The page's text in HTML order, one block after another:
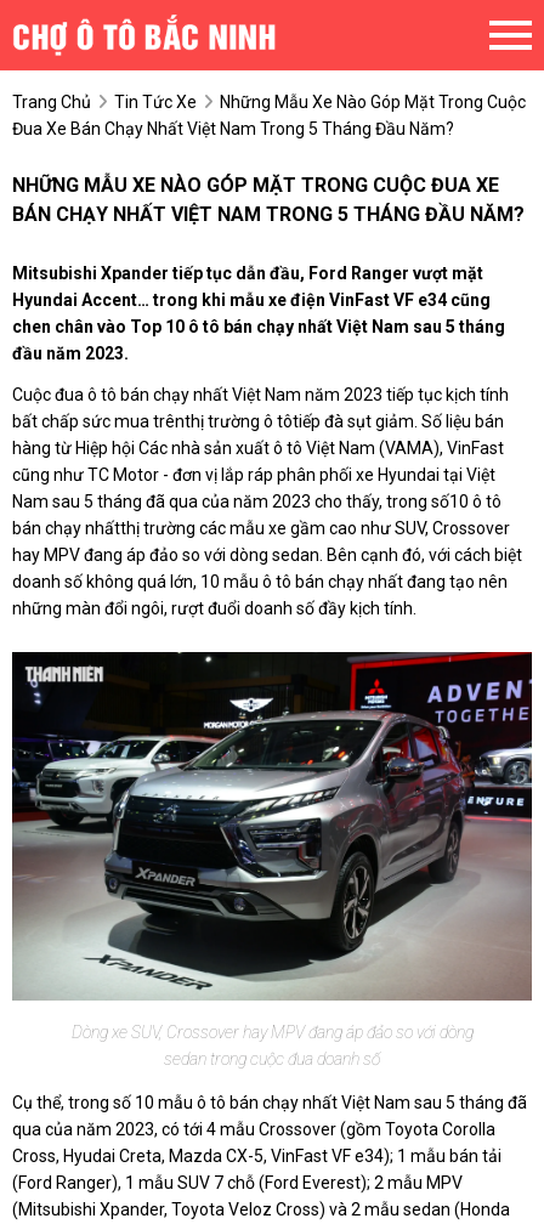
Trang Chủ Tin Tức Xe
Những Mẫu Xe Nào Góp Mặt Trong Cuộc
Đua Xe Bán Chạy Nhất Việt Nam Trong 5 Tháng Đầu Năm?
NHỮNG MẪU XE NÀO GÓP MẶT TRONG CUỘC ĐUA XE
BÁN CHẠY NHẤT VIỆT NAM TRONG 5 THÁNG ĐẦU NĂM?
Mitsubishi Xpander tiếp tục dẫn đầu, Ford Ranger vượt mặt
Hyundai Accent… trong khi mẫu xe điện VinFast VF e34 cũng
chen chân vào Top 10 ô tô bán chạy nhất Việt Nam sau 5 tháng
đầu năm 2023.
Cuộc đua ô tô bán chạy nhất Việt Nam năm 2023 tiếp tục kịch tính
bất chấp sức mua trênthị trường ô tôtiếp đà sụt giảm. Số liệu bán
hàng từ Hiệp hội Các nhà sản xuất ô tô Việt Nam (VAMA), VinFast
cũng như TC Motor - đơn vị lắp ráp phân phối xe Hyundai tại Việt
Nam sau 5 tháng đã qua của năm 2023 cho thấy, trong số10 ô tô
bán chạy nhấtthị trường các mẫu xe gầm cao như SUV, Crossover
hay MPV đang áp đảo so với dòng sedan. Bên cạnh đó, với cách biệt
doanh số không quá lớn, 10 mẫu ô tô bán chạy nhất đang tạo nên
những màn đổi ngôi, rượt đuổi doanh số đầy kịch tính.
Dòng xe SUV, Crossover hay MPV đang áp đảo so với dòng
sedan trong cuộc đua doanh số
Cụ thể, trong số 10 mẫu ô tô bán chạy nhất Việt Nam sau 5 tháng đã
qua của năm 2023, có tới 4 mẫu Crossover (gồm Toyota Corolla
Cross, Hyudai Creta, Mazda CX-5, VinFast VF e34); 1 mẫu bán tải
(Ford Ranger), 1 mẫu SUV 7 chỗ (Ford Everest); 2 mẫu MPV
(Mitsubishi Xpander, Toyota Veloz Cross) và 2 mẫu sedan (Honda